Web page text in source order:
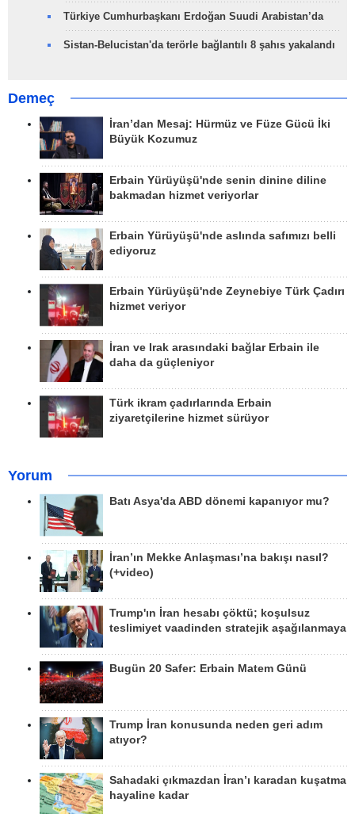
Türkiye Cumhurbaşkanı Erdoğan Suudi Arabistan’da
Sistan-Belucistan'da terörle bağlantılı 8 şahıs yakalandı
Demeç
İran’dan Mesaj: Hürmüz ve Füze Gücü İki
Büyük Kozumuz
Erbain Yürüyüşü'nde senin dinine diline
bakmadan hizmet veriyorlar
Erbain Yürüyüşü'nde aslında safımızı belli
ediyoruz
Erbain Yürüyüşü'nde Zeynebiye Türk Çadırı
hizmet veriyor
İran ve Irak arasındaki bağlar Erbain ile
daha da güçleniyor
Türk ikram çadırlarında Erbain
ziyaretçilerine hizmet sürüyor
Yorum
Batı Asya'da ABD dönemi kapanıyor mu?
İran’ın Mekke Anlaşması’na bakışı nasıl?
(+video)
Trump'ın İran hesabı çöktü; koşulsuz
teslimiyet vaadinden stratejik aşağılanmaya
Bugün 20 Safer: Erbain Matem Günü
Trump İran konusunda neden geri adım
atıyor?
Sahadaki çıkmazdan İran’ı karadan kuşatma
hayaline kadar